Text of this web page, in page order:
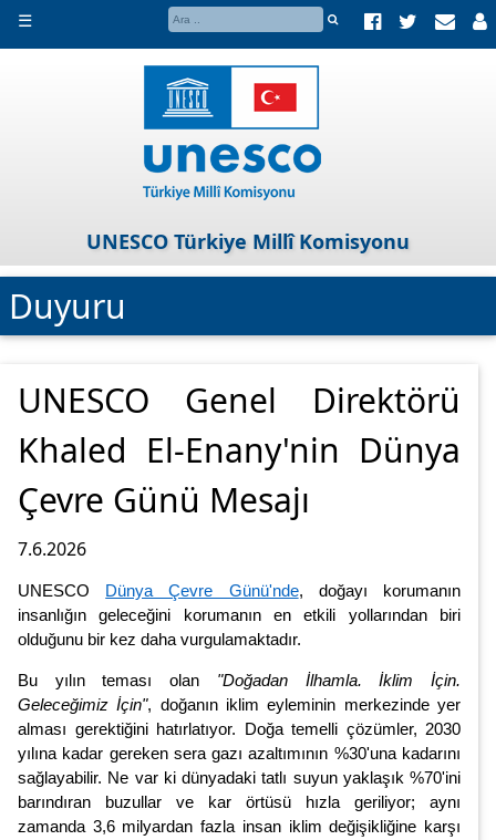
☰
UNESCO Türkiye Millî Komisyonu
Duyuru
UNESCO Genel Direktörü
Khaled El-Enany'nin Dünya
Çevre Günü Mesajı
7.6.2026
UNESCO Dünya Çevre Günü'nde, doğayı korumanın
insanlığın geleceğini korumanın en etkili yollarından biri
olduğunu bir kez daha vurgulamaktadır.
Bu yılın teması olan "Doğadan İlhamla. İklim İçin.
Geleceğimiz İçin", doğanın iklim eyleminin merkezinde yer
alması gerektiğini hatırlatıyor. Doğa temelli çözümler, 2030
yılına kadar gereken sera gazı azaltımının %30'una kadarını
sağlayabilir. Ne var ki dünyadaki tatlı suyun yaklaşık %70'ini
barındıran buzullar ve kar örtüsü hızla geriliyor; aynı
zamanda 3,6 milyardan fazla insan iklim değişikliğine karşı